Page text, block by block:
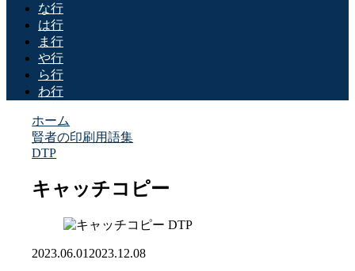
な行
は行
ま行
や行
ら行
わ行
ホーム
賢者の印刷用語集
DTP
キャッチコピー
DTP
2023.06.01 2023.12.08